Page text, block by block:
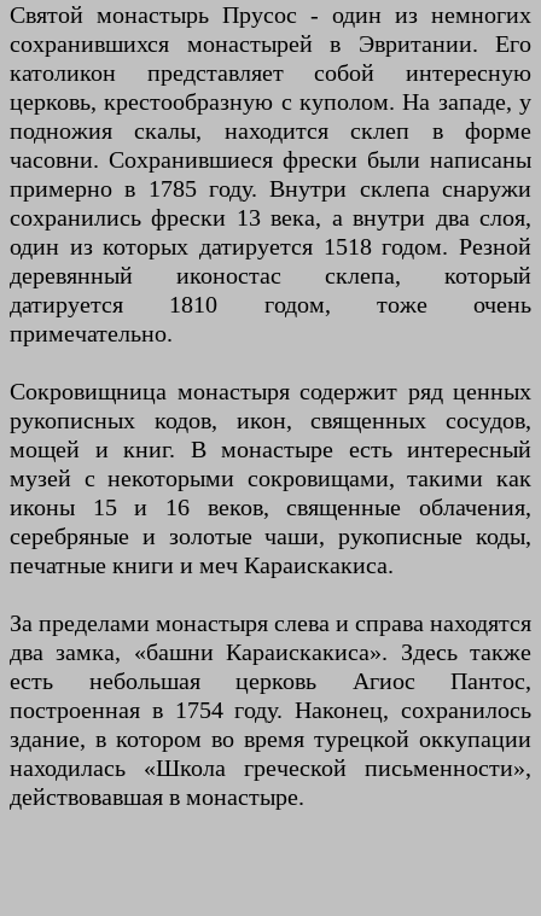
Святой монастырь Прусос - один из немногих
сохранившихся монастырей в Эвритании. Его
католикон представляет собой интересную
церковь, крестообразную с куполом. На западе, у
подножия скалы, находится склеп в форме
часовни. Сохранившиеся фрески были написаны
примерно в 1785 году. Внутри склепа снаружи
сохранились фрески 13 века, а внутри два слоя,
один из которых датируется 1518 годом. Резной
деревянный иконостас склепа, который
датируется 1810 годом, тоже очень
примечательно.
Сокровищница монастыря содержит ряд ценных
рукописных кодов, икон, священных сосудов,
мощей и книг. В монастыре есть интересный
музей с некоторыми сокровищами, такими как
иконы 15 и 16 веков, священные облачения,
серебряные и золотые чаши, рукописные коды,
печатные книги и меч Караискакиса.
За пределами монастыря слева и справа находятся
два замка, «башни Караискакиса». Здесь также
есть небольшая церковь Агиос Пантос,
построенная в 1754 году. Наконец, сохранилось
здание, в котором во время турецкой оккупации
находилась «Школа греческой письменности»,
действовавшая в монастыре.